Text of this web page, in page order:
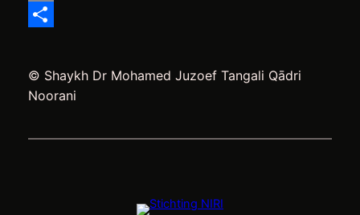
Email
© Shaykh Dr Mohamed Juzoef Tangali Qādri
Noorani